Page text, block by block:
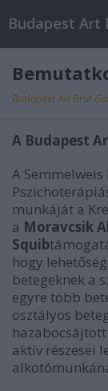
Budapest Art
Budapest Art Brut
A Budapest
A
munkáját a
a Moravcsik
Squib
hogy
betegeknek a
egyre több
osztályos
aktív részesei